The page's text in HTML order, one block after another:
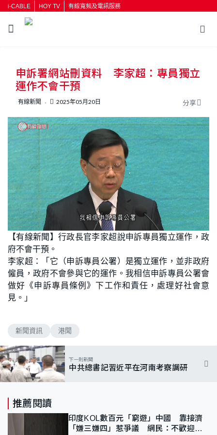
i-CABLE HOY TV 有線寬頻及電訊服務
按輸入鍵開始搜尋
申訴署網站刪資料 李家超：專員獨立
運作不會干預
有線新聞 2025年05月20日 分享
U
n
m
t
e
L
o
a
:
1
0
0
.
0
【有線新聞】行政長官李家超說申訴專員獨立運作，政
府不會干預。
李家超：「它（申訴專員公署）是獨立運作，並非政府
僱員，政府不會參與它的運作。我相信申訴專員公署會
做好《申訴專員條例》下工作和責任，處理好社會意
見。」
新聞資訊 港聞
下一則新聞
中共總書記習近平在河南考察調研
推薦閱讀
印度KOL數百元「窮遊」中國 靠接濟
「嫌三嫌四」惹爭議 網民：不歡迎劣